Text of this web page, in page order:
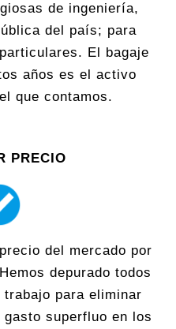
de ingeniería,
del país; para
El bagaje
años es el activo
que contamos.
PRECIO
del mercado por
depurado todos
para eliminar
superfluo en los